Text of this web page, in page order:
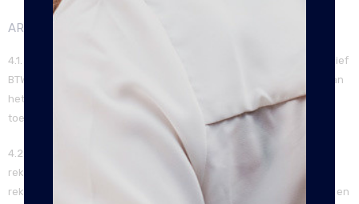
ARTIKEL 4 – DE PRIJS
4.1. De prijzen die op onze webshop staan vermeld, zijn altijd inclusief
BTW. De kosten die betaald moeten worden voor het verzenden van
het product, worden zichtbaar wanneer u het product heeft
toegevoegd aan uw winkelwagen.
4.2. Wanneer u ons machtigt om automatisch een bedrag van uw
rekeningnummer af te schrijven, bent u verplicht ons een juist
rekeningnummer door te geven. Misbruik of fraude wordt bestraft en